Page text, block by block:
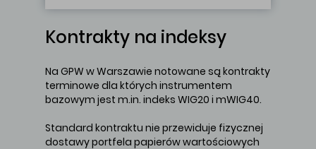
Kontrakty na indeksy
Na GPW w Warszawie notowane są kontrakty
terminowe dla których instrumentem
bazowym jest m.in. indeks WIG20 i mWIG40.
Standard kontraktu nie przewiduje fizycznej
dostawy portfela papierów wartościowych